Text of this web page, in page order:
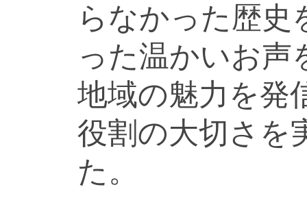
らなかった歴史
った温かいお声
地域の魅力を発
役割の大切さを
た。